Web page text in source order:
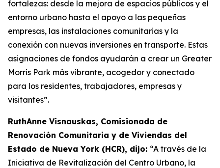
fortalezas: desde la mejora de espacios públicos y el
entorno urbano hasta el apoyo a las pequeñas
empresas, las instalaciones comunitarias y la
conexión con nuevas inversiones en transporte. Estas
asignaciones de fondos ayudarán a crear un Greater
Morris Park más vibrante, acogedor y conectado
para los residentes, trabajadores, empresas y
visitantes”.
RuthAnne Visnauskas, Comisionada de
Renovación Comunitaria y de Viviendas del
Estado de Nueva York (HCR), dijo: “A través de la
Iniciativa de Revitalización del Centro Urbano, la